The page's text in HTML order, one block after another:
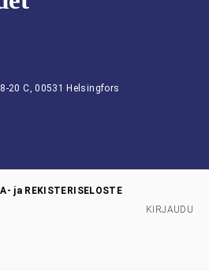
20 C, 00531 Helsingfors
ja REKISTERISELOSTE
KIRJAUDU